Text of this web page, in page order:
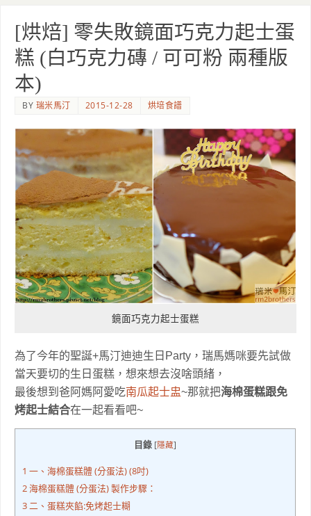
[烘焙] 零失敗鏡面巧克力起士蛋
糕 (白巧克力磚 / 可可粉 兩種版
本)
BY 瑞米馬汀 2015-12-28 烘培食譜
鏡面巧克力起士蛋糕
為了今年的聖誕+馬汀迪迪生日Party，瑞馬媽咪要先試做
當天要切的生日蛋糕，想來想去沒啥頭緒，
最後想到爸阿媽阿愛吃南瓜起士盅~那就把海棉蛋糕跟免
烤起士結合在一起看看吧~
目錄 [隱藏]
1 一、海棉蛋糕體 (分蛋法) (8吋)
2海棉蛋糕體 (分蛋法) 製作步驟：
3二、蛋糕夾餡:免烤起士糊